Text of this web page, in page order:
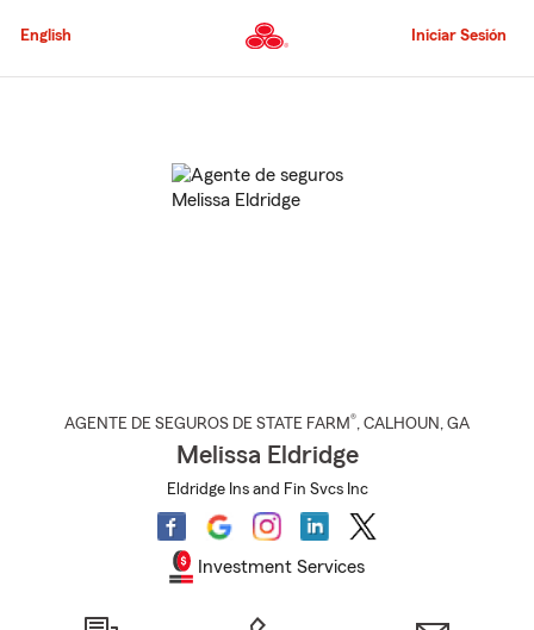
al
principal
English Iniciar Sesión
AGENTE DE SEGUROS DE STATE FARM®, CALHOUN , GA
Melissa Eldridge
Eldridge Ins and Fin Svcs Inc
Investment Services